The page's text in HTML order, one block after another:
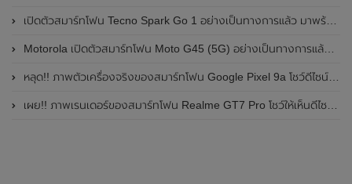
เปิดตัวสมาร์ทโฟน Tecno Spark Go 1 อย่างเป็นทางการแล้ว มาพร้อมหน้าจอแสดงผล LCD / 120Hz , แบตเตอรี่ 5,000mAh และใช้ชิปเซ็ต Unisoc
Motorola เปิดตัวสมาร์ทโฟน Moto G45 (5G) อย่างเป็นทางการแล้วในอินเดีย
หลุด!! ภาพตัวเครื่องจริงของสมาร์ทโฟน Google Pixel 9a โชว์ดีไซน์ใหม่ กล้องหลังแบนราบ ไม่มีกรอบของกล้องแล้ว
เผย!! ภาพเรนเดอร์ของสมาร์ทโฟน Realme GT7 Pro โชว์ให้เห็นดีไซน์ใหม่ พร้อมเผยรายละเอียดสเปกที่สำคัญบางส่วน